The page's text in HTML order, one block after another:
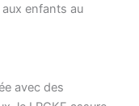
enfants au
avec des